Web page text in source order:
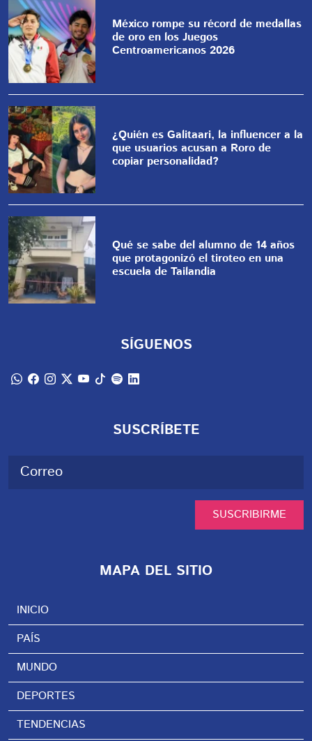
México rompe su récord de medallas
de oro en los Juegos
Centroamericanos 2026
¿Quién es Galitaari, la influencer a la
que usuarios acusan a Roro de
copiar personalidad?
Qué se sabe del alumno de 14 años
que protagonizó el tiroteo en una
escuela de Tailandia
SÍGUENOS
SUSCRÍBETE
SUSCRIBIRME
MAPA DEL SITIO
INICIO
PAÍS
MUNDO
DEPORTES
TENDENCIAS